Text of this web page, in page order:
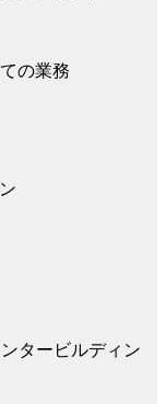
の業務
タービルディン